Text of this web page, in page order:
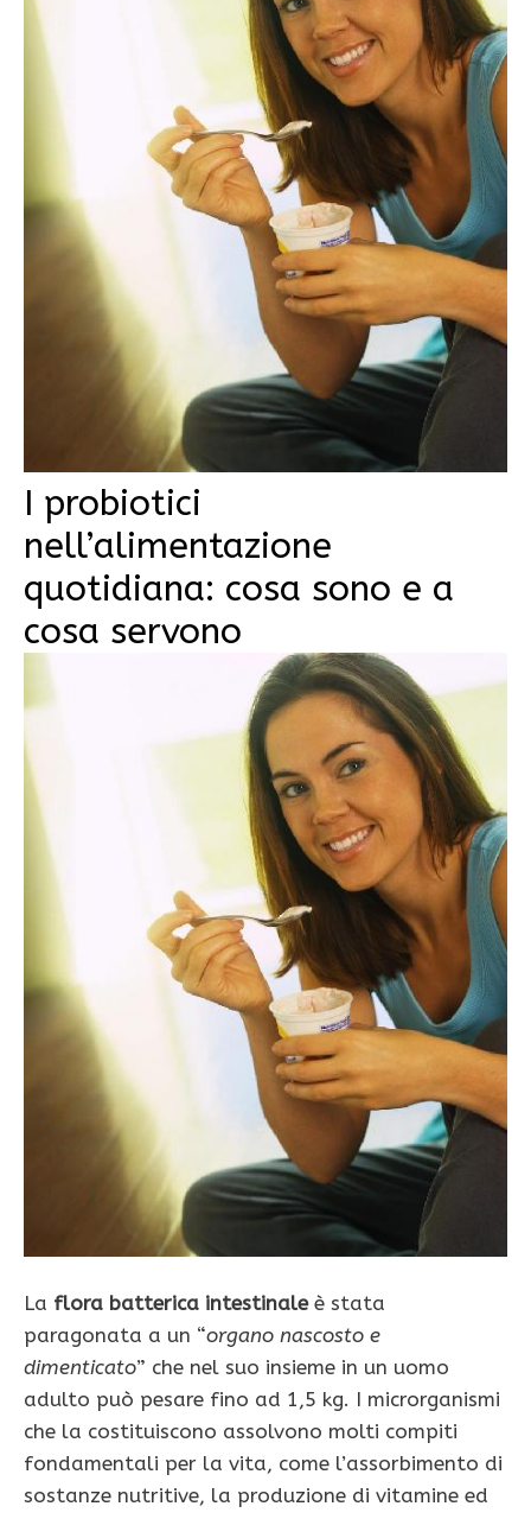
I probiotici
nell’alimentazione
quotidiana: cosa sono e a
cosa servono
La flora batterica intesti­naleè stata
paragonata a un “organo nascosto e
dimenticato” che nel suo insieme in un uomo
adulto può pesare fino ad 1,5 kg. I microrganismi
che la costituiscono assolvono molti compiti
fondamen­tali per la vita, come l’assorbimento di
sostanze nutritive, la produzione di vitamine ed